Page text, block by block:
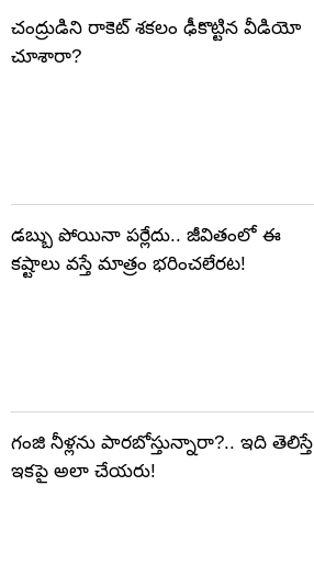
చంద్రుడిని రాకెట్ శకలం ఢీకొట్టిన వీడియో
చూశారా?
డబ్బు పోయినా పర్లేదు.. జీవితంలో ఈ
కష్టాలు వస్తే మాత్రం భరించలేరట!
గంజి నీళ్లను పారబోస్తున్నారా?.. ఇది తెలిస్తే
ఇకపై అలా చేయరు!